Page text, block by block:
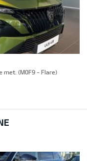
met. (M0F9 - Flare)